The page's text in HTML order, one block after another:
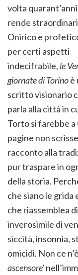
volta
rende
Onirico e
per certi aspetti
indecifrabile, le
giornate di Torinoè
scritto visionario
parla alla città in
Torto si farebbe
pagine non
racconto alla
pur traspare in
della storia.
che siano le grida
che riassemblea
inverosimile di
siccità, insonnia,
omicidi. Non ce
ascensore’